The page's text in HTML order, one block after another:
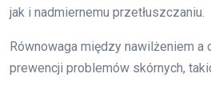
jak i nadmiernemu przetłuszczaniu.
Równowaga między nawilżeniem
prewencji problemów skórnych,